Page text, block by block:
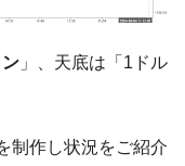
急進！ 日米の協調
補助金を全廃 ⇒ 実
月で対前年同期比
が着韓！⇒ さっそ
」、天底は「1ドル
制作し状況をご紹介